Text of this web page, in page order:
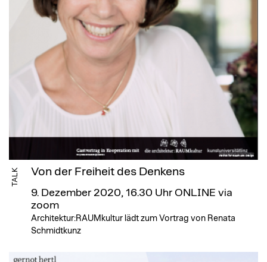
TALK Von der Freiheit des Denkens
9. Dezember 2020, 16.30 Uhr ONLINE via
zoom
Architektur:RAUMkultur lädt zum Vortrag von Renata
Schmidtkunz